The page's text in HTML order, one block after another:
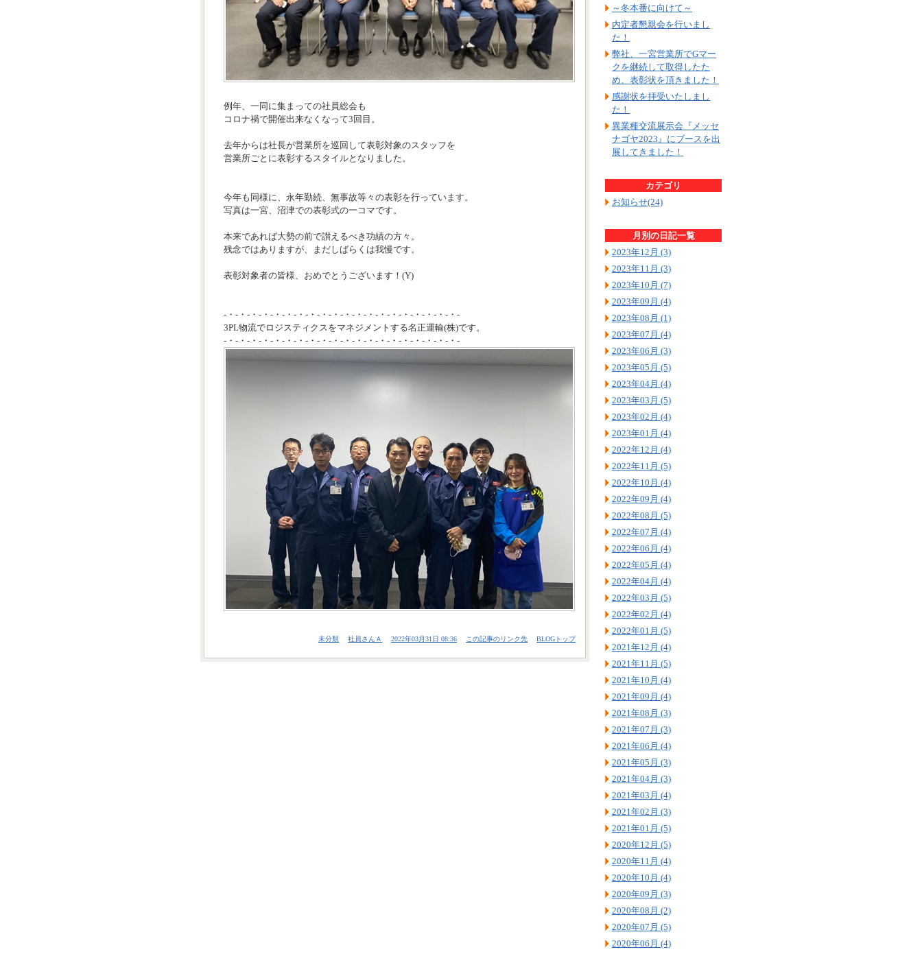
例年、一同に集まっての社員総会も
コロナ禍で開催出来なくなって3回目。
去年からは社長が営業所を巡回して表彰対象のスタッフを
営業所ごとに表彰するスタイルとなりました。
今年も同様に、永年勤続、無事故等々の表彰を行っています。
写真は一宮、沼津での表彰式の一コマです。
本来であれば大勢の前で讃えるべき功績の方々。
残念ではありますが、まだしばらくは我慢です。
表彰対象者の皆様、おめでとうございます！(Y)
-・-・-・-・-・-・-・-・-・-・-・-・-・-・-・-・-・-・-・-・-
3PL物流でロジスティクスをマネジメントする名正運輸(株)です。
-・-・-・-・-・-・-・-・-・-・-・-・-・-・-・-・-・-・-・-・-
未分類 社員さんＡ 2022年03月31日 08:36 この記事のリンク先 BLOGトップ
～冬本番に向けて～
内定者懇親会を行いまし
た！
弊社、一宮営業所でGマー
クを継続して取得したた
め、表彰状を頂きました！
感謝状を拝受いたしまし
た！
異業種交流展示会『メッセ
ナゴヤ2023』にブースを出
展してきました！
カテゴリ
お知らせ(24)
月別の日記一覧
2023年12月 (3)
2023年11月 (3)
2023年10月 (7)
2023年09月 (4)
2023年08月 (1)
2023年07月 (4)
2023年06月 (3)
2023年05月 (5)
2023年04月 (4)
2023年03月 (5)
2023年02月 (4)
2023年01月 (4)
2022年12月 (4)
2022年11月 (5)
2022年10月 (4)
2022年09月 (4)
2022年08月 (5)
2022年07月 (4)
2022年06月 (4)
2022年05月 (4)
2022年04月 (4)
2022年03月 (5)
2022年02月 (4)
2022年01月 (5)
2021年12月 (4)
2021年11月 (5)
2021年10月 (4)
2021年09月 (4)
2021年08月 (3)
2021年07月 (3)
2021年06月 (4)
2021年05月 (3)
2021年04月 (3)
2021年03月 (4)
2021年02月 (3)
2021年01月 (5)
2020年12月 (5)
2020年11月 (4)
2020年10月 (4)
2020年09月 (3)
2020年08月 (2)
2020年07月 (5)
2020年06月 (4)